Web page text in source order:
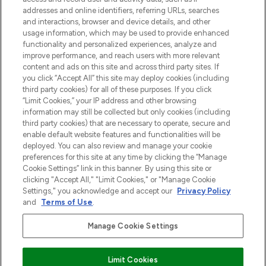
Cookie-toestemming
Do Not Sell or Share My Personal
Information
HELP & INFORMATIE
BEDRIJFSINFORMATIE
OVER LOOKFANTASTIC
Betaal veilig met
addresses and online identifiers, referring URLs, searches
and interactions, browser and device details, and other
usage information, which may be used to provide enhanced
functionality and personalized experiences, analyze and
improve performance, and reach users with more relevant
content and ads on this site and across third party sites. If
you click “Accept All” this site may deploy cookies (including
third party cookies) for all of these purposes. If you click
“Limit Cookies,” your IP address and other browsing
information may still be collected but only cookies (including
third party cookies) that are necessary to operate, secure and
enable default website features and functionalities will be
deployed. You can also review and manage your cookie
preferences for this site at any time by clicking the “Manage
Cookie Settings” link in this banner. By using this site or
clicking "Accept All," "Limit Cookies," or "Manage Cookie
Settings," you acknowledge and accept our Privacy Policy
and
Terms of Use.
Manage Cookie Settings
Limit Cookies